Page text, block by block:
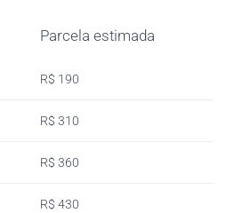
Parcela estimada
R$ 190
R$ 310
R$ 360
R$ 430